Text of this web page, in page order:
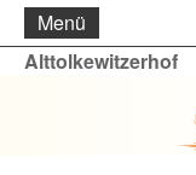
Menü
Alttolkewitzerhof